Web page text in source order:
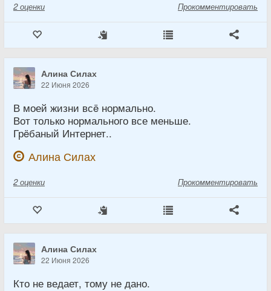
2 оценки Прокомментировать
Алина Силах
22 Июня 2026
В моей жизни всë нормально.
Вот только нормального все меньше.
Грëбаный Интернет..
Алина Силах
2 оценки Прокомментировать
Алина Силах
22 Июня 2026
Кто не ведает, тому не дано.